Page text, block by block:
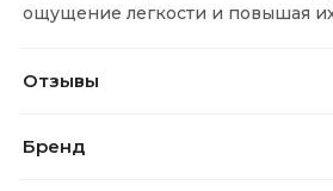
ощущение легкости и повышая их
Отзывы
Бренд